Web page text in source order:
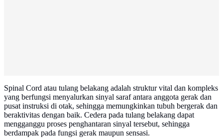
Spinal Cord atau tulang belakang adalah struktur vital dan kompleks
yang berfungsi menyalurkan sinyal saraf antara anggota gerak dan
pusat instruksi di otak, sehingga memungkinkan tubuh bergerak dan
beraktivitas dengan baik. Cedera pada tulang belakang dapat
mengganggu proses penghantaran sinyal tersebut, sehingga
berdampak pada fungsi gerak maupun sensasi.